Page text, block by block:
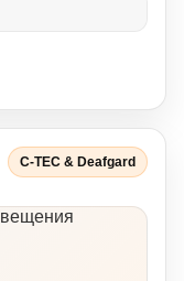
C-TEC & Deafgard